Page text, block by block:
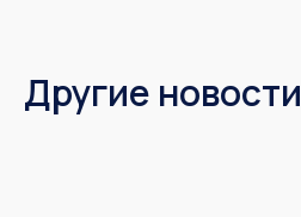
Другие новости